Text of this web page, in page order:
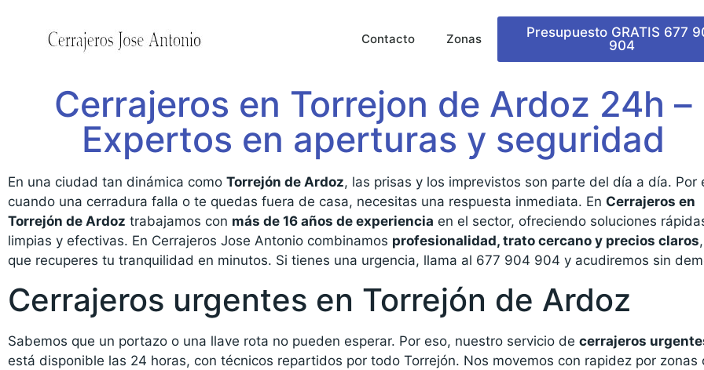
Contacto Zonas
Presupuesto GRATIS 677
904
Cerrajeros en Torrejon de Ardoz 24h –
Expertos en aperturas y seguridad
En una ciudad tan dinámica como Torrejón de Ardoz, las prisas y los imprevistos son parte del día a día. Por
cuando una cerradura falla o te quedas fuera de casa, necesitas una respuesta inmediata. En Cerrajeros en
Torrejón de Ardoz trabajamos con más de 16 años de experiencia en el sector, ofreciendo soluciones
limpias y efectivas. En Cerrajeros Jose Antonio combinamos profesionalidad, trato cercano y precios claros
que recuperes tu tranquilidad en minutos. Si tienes una urgencia, llama al 677 904 904 y acudiremos sin
Cerrajeros urgentes en Torrejón de Ardoz
Sabemos que un portazo o una llave rota no pueden esperar. Por eso, nuestro servicio de cerrajeros
está disponible las 24 horas, con técnicos repartidos por todo Torrejón. Nos movemos con rapidez por zonas